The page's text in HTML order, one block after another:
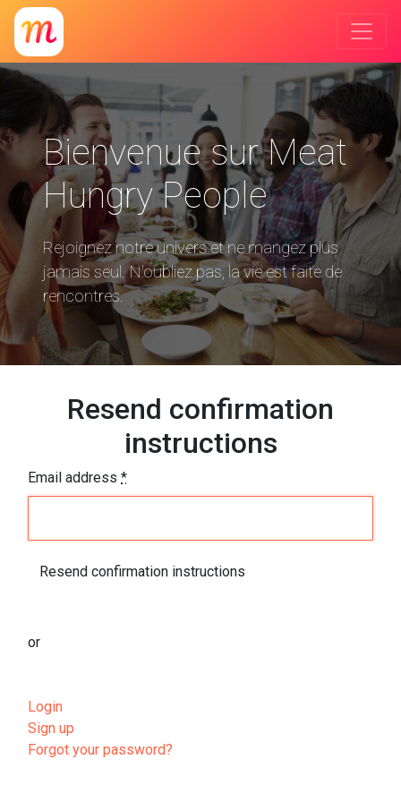
Bienvenue sur Meat
Hungry People
Rejoignez notre univers et ne mangez plus
jamais seul. N'oubliez pas, la vie est faite de
rencontres.
Resend confirmation
instructions
Email address *
or
Login
Sign up
Forgot your password?